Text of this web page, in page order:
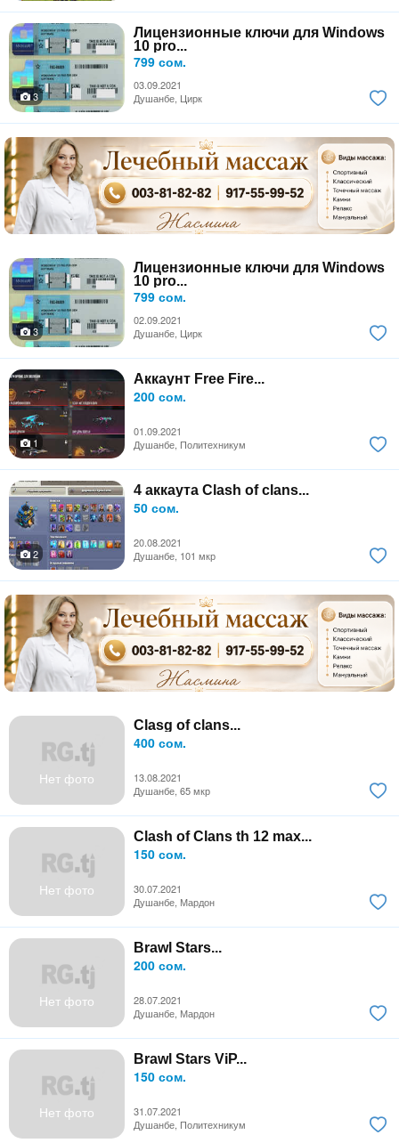
Лицензионные ключи для Windows
10 pro...
799 сом.
03.09.2021
3
Душанбе, Цирк
Лицензионные ключи для Windows
10 pro...
799 сом.
02.09.2021
3
Душанбе, Цирк
Аккаунт Free Fire...
200 сом.
01.09.2021
1
Душанбе, Политехникум
4 аккаута Clash of clans...
50 сом.
20.08.2021
2
Душанбе, 101 мкр
Нет фото
Clasg of clans...
400 сом.
13.08.2021
Душанбе, 65 мкр
Нет фото
Clash of Clans th 12 max...
150 сом.
30.07.2021
Душанбе, Мардон
Нет фото
Brawl Stars...
200 сом.
28.07.2021
Душанбе, Мардон
Нет фото
Brawl Stars ViP...
150 сом.
31.07.2021
Душанбе, Политехникум